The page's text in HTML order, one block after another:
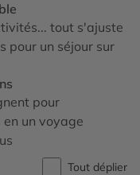
tout s'ajuste
pour un séjour sur
pour
un voyage
Tout déplier